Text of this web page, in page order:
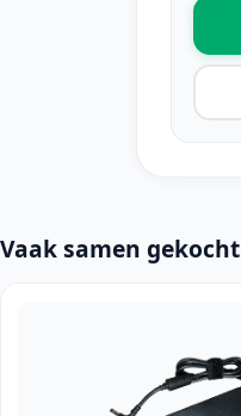
Vaak samen gekocht